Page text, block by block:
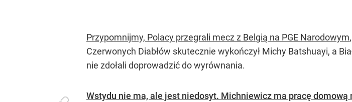
Przypomnijmy, Polacy przegrali mecz z Belgią na PGE Narodowym
Czerwonych Diabłów skutecznie wykończył Michy Batshuayi, a
nie zdołali doprowadzić do wyrównania.
Wstydu nie ma, ale jest niedosyt. Michniewicz ma pracę domową